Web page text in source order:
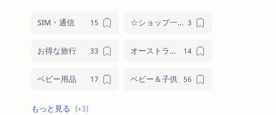
SIM・通信 ☆ショップ一覧☆
お得な旅行 オーストラリアブランド
ベビー用品 ベビー＆子供
メンズ